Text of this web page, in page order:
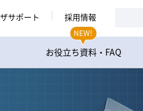
サポート 採用情報
お役立ち資料・FAQ
NEW!